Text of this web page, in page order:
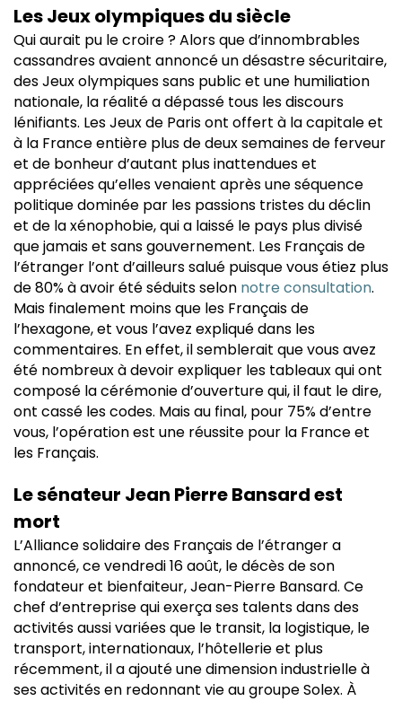
Les Jeux olympiques du siècle
Qui aurait pu le croire ? Alors que d’innombrables
cassandres avaient annoncé un désastre sécuritaire,
des Jeux olympiques sans public et une humiliation
nationale, la réalité a dépassé tous les discours
lénifiants. Les Jeux de Paris ont offert à la capitale et
à la France entière plus de deux semaines de ferveur
et de bonheur d’autant plus inattendues et
appréciées qu’elles venaient après une séquence
politique dominée par les passions tristes du déclin
et de la xénophobie, qui a laissé le pays plus divisé
que jamais et sans gouvernement. Les Français de
l’étranger l’ont d’ailleurs salué puisque vous étiez plus
de 80% à avoir été séduits selon notre consultation.
Mais finalement moins que les Français de
l’hexagone, et vous l’avez expliqué dans les
commentaires. En effet, il semblerait que vous avez
été nombreux à devoir expliquer les tableaux qui ont
composé la cérémonie d’ouverture qui, il faut le dire,
ont cassé les codes. Mais au final, pour 75% d’entre
vous, l’opération est une réussite pour la France et
les Français.
Le sénateur Jean Pierre Bansard est
mort
L’Alliance solidaire des Français de l’étranger a
annoncé, ce vendredi 16 août, le décès de son
fondateur et bienfaiteur, Jean-Pierre Bansard. Ce
chef d’entreprise qui exerça ses talents dans des
activités aussi variées que le transit, la logistique, le
transport, internationaux, l’hôtellerie et plus
récemment, il a ajouté une dimension industrielle à
ses activités en redonnant vie au groupe Solex. À